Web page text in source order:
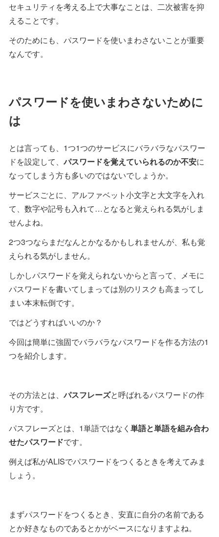
セキュリティを考える上で大事なことは、二次被害を抑
えることです。
そのためにも、パスワードを使いまわさないことが重要
なんです。
パスワードを使いまわさないために
は
とは言っても、1つ1つのサービスにバラバラなパスワー
ドを設定して、パスワードを覚えていられるのか不安に
なってしまう方も多いのではないでしょうか。
サービスごとに、アルファベット小文字と大文字を入れ
て、数字や記号も入れて…となると覚えられる気がしま
せんよね。
2つ3つならまだなんとかなるかもしれませんが、私も覚
えられる気がしません。
しかしパスワードを覚えられないからと言って、メモに
パスワードを書いてしまっては別のリスクも高まってし
まい本末転倒です。
ではどうすればいいのか？
今回は簡単に強固でバラバラなパスワードを作る方法の1
つを紹介します。
その方法とは、パスフレーズと呼ばれるパスワードの作
り方です。
パスフレーズとは、1単語ではなく 単語と単語を組み合わ
せたパスワードです。
例えば私がALISでパスワードをつくるときを考えてみま
しょう。
まずパスワードをつくるとき、安直に自分の名前である
とか好きなものであるとかがベースになりますよね。